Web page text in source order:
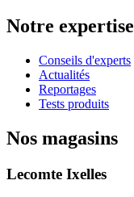
Notre expertise
Conseils d'experts
Actualités
Reportages
Tests produits
Nos magasins
Lecomte Ixelles